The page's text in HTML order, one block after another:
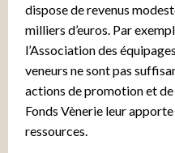
dispose de revenus
milliers d’euros. Par
l’Association des
veneurs ne sont pas
actions de promotion et
Fonds Vènerie leur
ressources.